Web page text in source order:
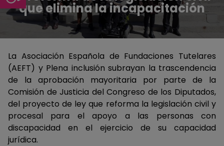
que elimina la incapacitación
La Asociación Española de Fundaciones Tutelares
(AEFT) y Plena inclusión subrayan la trascendencia
de la aprobación mayoritaria por parte de la
Comisión de Justicia del Congreso de los Diputados,
del proyecto de ley que reforma la legislación civil y
procesal para el apoyo a las personas con
discapacidad en el ejercicio de su capacidad
jurídica.